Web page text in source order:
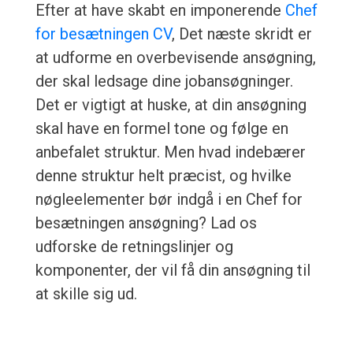
Efter at have skabt en imponerende Chef
for besætningen CV, Det næste skridt er
at udforme en overbevisende ansøgning,
der skal ledsage dine jobansøgninger.
Det er vigtigt at huske, at din ansøgning
skal have en formel tone og følge en
anbefalet struktur. Men hvad indebærer
denne struktur helt præcist, og hvilke
nøgleelementer bør indgå i en Chef for
besætningen ansøgning? Lad os
udforske de retningslinjer og
komponenter, der vil få din ansøgning til
at skille sig ud.